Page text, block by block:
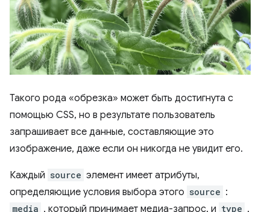
Такого рода «обрезка» может быть достигнута с
помощью CSS, но в результате пользователь
запрашивает все данные, составляющие это
изображение, даже если он никогда не увидит его.
Каждый source элемент имеет атрибуты,
определяющие условия выбора этого source :
media , который принимает медиа-запрос, и type ,